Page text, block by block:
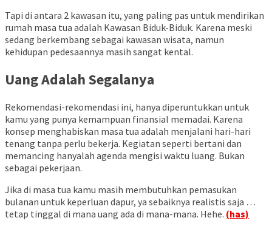
Tapi di antara 2 kawasan itu, yang paling pas untuk mendirikan
rumah masa tua adalah Kawasan Biduk-Biduk. Karena meski
sedang berkembang sebagai kawasan wisata, namun
kehidupan pedesaannya masih sangat kental.
Uang Adalah Segalanya
Rekomendasi-rekomendasi ini, hanya diperuntukkan untuk
kamu yang punya kemampuan finansial memadai. Karena
konsep menghabiskan masa tua adalah menjalani hari-hari
tenang tanpa perlu bekerja. Kegiatan seperti bertani dan
memancing hanyalah agenda mengisi waktu luang. Bukan
sebagai pekerjaan.
Jika di masa tua kamu masih membutuhkan pemasukan
bulanan untuk keperluan dapur, ya sebaiknya realistis saja …
tetap tinggal di mana uang ada di mana-mana. Hehe. (has)